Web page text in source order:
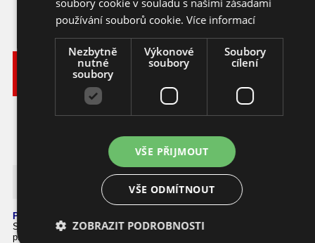
Vyberte
Varianta
Katalogové
10 ks chilli ca065_10 56,- KČ
Serrano Chilli
Podrobnosti o této chilli papričce
Serrano Chilli je okrasná paprička svelkým množstvím středních
plodů. Hodí se na sušení, do omáček i zavařování.
soubory cookie v souladu s našimi zásadami
používání souborů cookie.Více informací
Nezbytně
nutné
soubory
Výkonové
soubory
Soubory
cílení
VŠE PŘIJMOUT
VŠE ODMÍTNOUT
ZOBRAZIT PODROBNOSTI